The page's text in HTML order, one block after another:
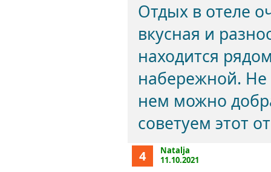
Отдых в отеле
вкусная и
находится
набережной. Не
нем можно
советуем этот
4
Natalja
11.10.2021